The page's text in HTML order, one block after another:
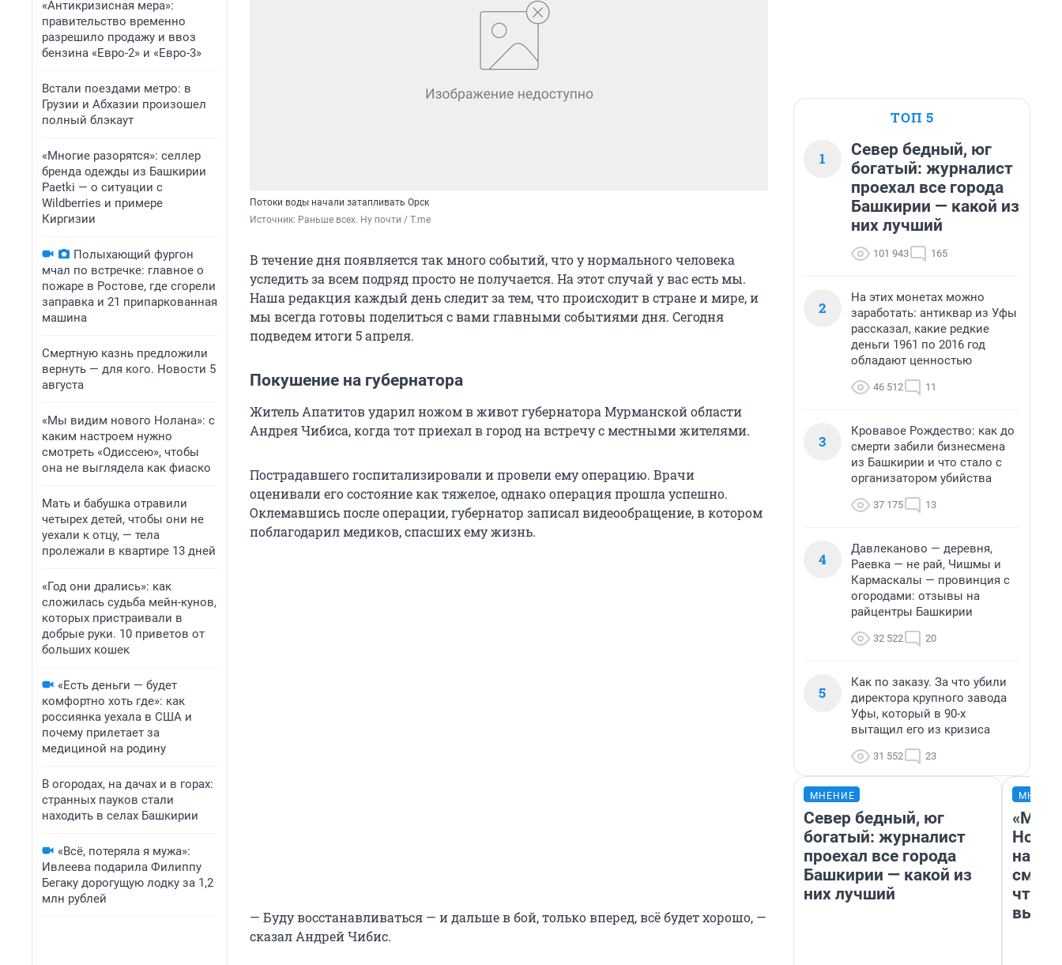
«Антикризисная мера»:
правительство временно
разрешило продажу и ввоз
бензина «Евро-2» и «Евро-3»
Встали поездами метро: в
Грузии и Абхазии произошел
полный блэкаут
«Многие разорятся»: селлер
бренда одежды из Башкирии
Paetki — о ситуации с
Wildberries и примере
Киргизии
Полыхающий фургон
мчал по встречке: главное о
пожаре в Ростове, где сгорели
заправка и 21 припаркованная
машина
Смертную казнь предложили
вернуть — для кого. Новости 5
августа
«Мы видим нового Нолана»: с
каким настроем нужно
смотреть «Одиссею», чтобы
она не выглядела как фиаско
Мать и бабушка отравили
четырех детей, чтобы они не
уехали к отцу, — тела
пролежали в квартире 13 дней
«Год они дрались»: как
сложилась судьба мейн-кунов,
которых пристраивали в
добрые руки. 10 приветов от
больших кошек
«Есть деньги — будет
комфортно хоть где»: как
россиянка уехала в США и
почему прилетает за
медициной на родину
В огородах, на дачах и в горах:
странных пауков стали
находить в селах Башкирии
«Всё, потеряла я мужа»:
Ивлеева подарила Филиппу
Бегаку дорогущую лодку за 1,2
млн рублей
Потоки воды начали затапливать Орск
Источник: Раньше всех. Ну почти / T.me
В течение дня появляется так много событий, что у нормального человека
уследить за всем подряд просто не получается. На этот случай у вас есть мы.
Наша редакция каждый день следит за тем, что происходит в стране и мире, и
мы всегда готовы поделиться с вами главными событиями дня. Сегодня
подведем итоги 5 апреля.
Покушение на губернатора
Житель Апатитов ударил ножом в живот губернатора Мурманской области
Андрея Чибиса, когда тот приехал в город на встречу с местными жителями.
Пострадавшего госпитализировали и провели ему операцию. Врачи
оценивали его состояние как тяжелое, однако операция прошла успешно.
Оклемавшись после операции, губернатор записал видеообращение, в котором
поблагодарил медиков, спасших ему жизнь.
— Буду восстанавливаться — и дальше в бой, только вперед, всё будет хорошо, —
сказал Андрей Чибис.
ТОП 5
1
Север бедный, юг
богатый: журналист
проехал все города
Башкирии — какой из
них лучший
101 943 165
2
На этих монетах можно
заработать: антиквар из Уфы
рассказал, какие редкие
деньги 1961 по 2016 год
обладают ценностью
46 512 11
3
Кровавое Рождество: как до
смерти забили бизнесмена
из Башкирии и что стало с
организатором убийства
37 175 13
4
Давлеканово — деревня,
Раевка — не рай, Чишмы и
Кармаскалы — провинция с
огородами: отзывы на
райцентры Башкирии
32 522 20
5
Как по заказу. За что убили
директора крупного завода
Уфы, который в 90-х
вытащил его из кризиса
31 552 23
МНЕНИЕ
Север бедный, юг
богатый: журналист
проехал все города
Башкирии — какой из
них лучший
«Мы